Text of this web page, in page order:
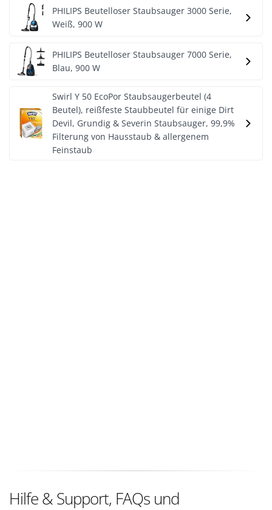
PHILIPS Beutelloser Staubsauger 3000 Serie,
Weiß, 900 W
PHILIPS Beutelloser Staubsauger 7000 Serie,
Blau, 900 W
Swirl Y 50 EcoPor Staubsaugerbeutel (4
Beutel), reißfeste Staubbeutel für einige Dirt
Devil, Grundig & Severin Staubsauger, 99,9%
Filterung von Hausstaub & allergenem
Feinstaub
Hilfe & Support, FAQs und